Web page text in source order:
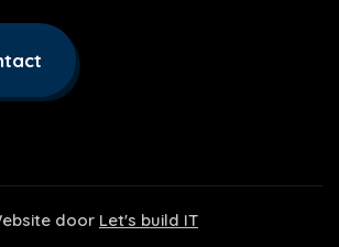
door Let's build IT